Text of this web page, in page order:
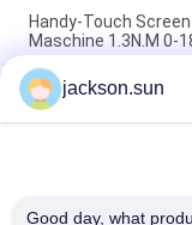
Handy-Touch
Maschine 1.3N.M 0-
ISO 8124-4 6,3
Schwingfestigkeits-
IST 9873-4 ISO
Spielwaren-
jackson.sun
Good day, what